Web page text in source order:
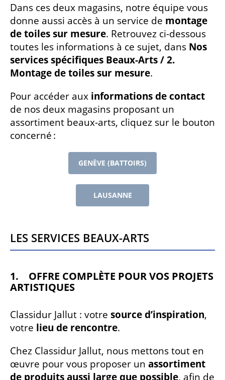
Dans ces deux magasins, notre équipe vous
donne aussi accès à un service de montage
de toiles sur mesure. Retrouvez ci-dessous
toutes les informations à ce sujet, dans Nos
services spécifiques Beaux-Arts / 2.
Montage de toiles sur mesure.
Pour accéder aux informations de contact
de nos deux magasins proposant un
assortiment beaux-arts, cliquez sur le bouton
concerné :
GENÈVE (BATTOIRS)
LAUSANNE
Les services Beaux-Arts
1. OFFRE COMPLÈTE POUR VOS PROJETS
ARTISTIQUES
Classidur Jallut : votre source d’inspiration,
votre lieu de rencontre.
Chez Classidur Jallut, nous mettons tout en
œuvre pour vous proposer un assortiment
de produits aussi large que possible, afin de